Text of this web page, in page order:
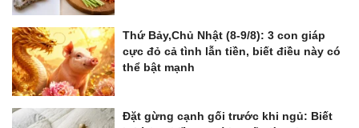
Thứ Bảy,Chủ Nhật (8-9/8): 3 con giáp
cực đỏ cả tình lẫn tiền, biết điều này có
thể bật mạnh
Đặt gừng cạnh gối trước khi ngủ: Biết